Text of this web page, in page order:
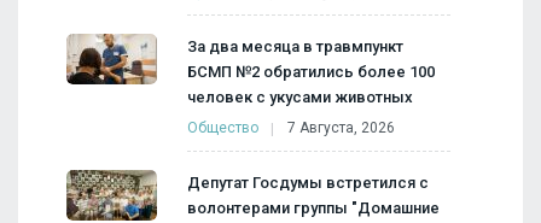
За два месяца в травмпункт
БСМП №2 обратились более 100
человек с укусами животных
Общество 7 Августа, 2026
Депутат Госдумы встретился с
волонтерами группы "Домашние